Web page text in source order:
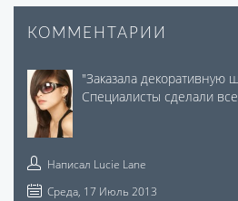
КОММЕНТАРИИ
"Заказала декоративную
Специалисты сделали
Написал Lucie Lane
Среда, 17 Июль 2013